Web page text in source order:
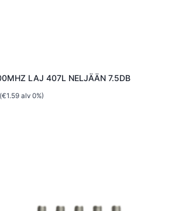
LAJ 407L NELJÄÄN 7.5DB
(€1.59alv 0%)